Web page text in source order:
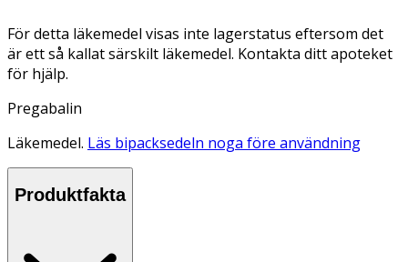
För detta läkemedel visas inte lagerstatus eftersom det
är ett så kallat särskilt läkemedel. Kontakta ditt apoteket
för hjälp.
Pregabalin
Läkemedel. Läs bipacksedeln noga före användning
Produktfakta